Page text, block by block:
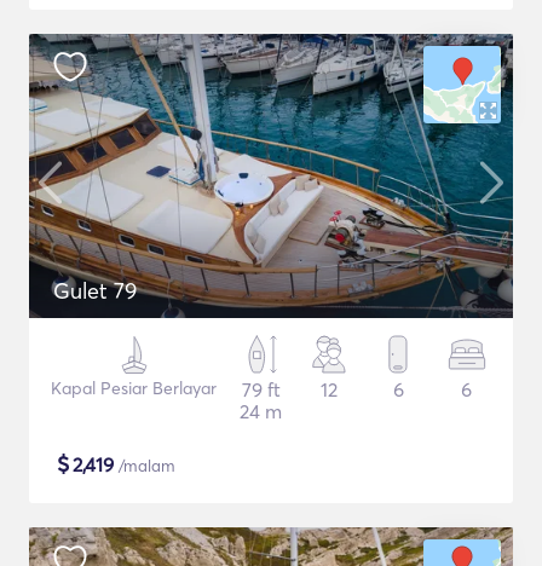
Gulet 79
Kapal Pesiar Berlayar
79 ft
24 m
12 6 6
$2,419 /malam